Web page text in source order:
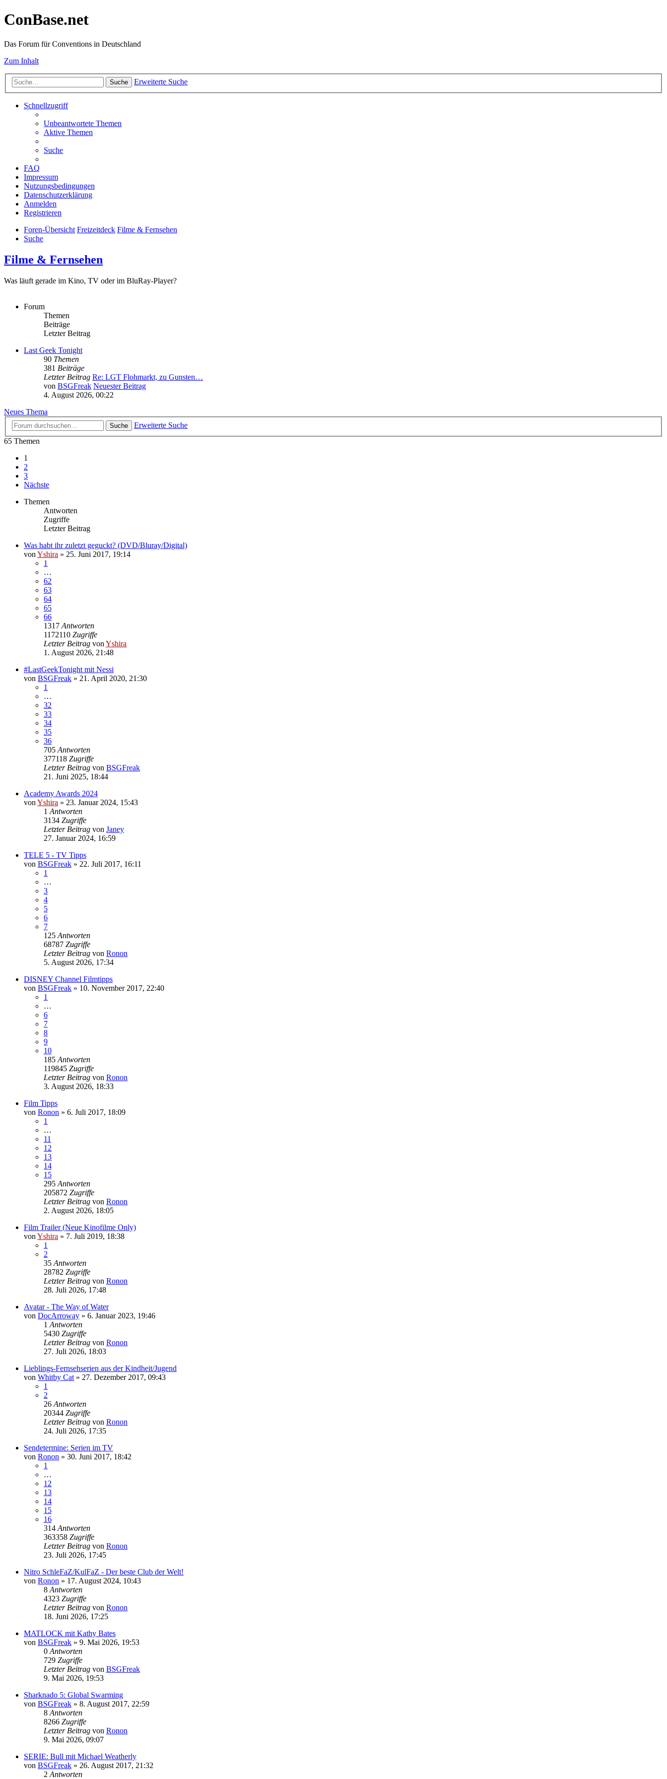
ConBase.net
Das Forum für Conventions in Deutschland
Zum Inhalt
Suche Erweiterte Suche
Schnellzugriff
Unbeantwortete Themen
Aktive Themen
Suche
FAQ
Impressum
Nutzungsbedingungen
Datenschutzerklärung
Anmelden
Registrieren
Foren-Übersicht Freizeitdeck Filme & Fernsehen
Suche
Filme & Fernsehen
Was läuft gerade im Kino, TV oder im BluRay-Player?
Forum
Themen
Beiträge
Letzter Beitrag
Last Geek Tonight
90 Themen
381 Beiträge
Letzter Beitrag Re: LGT Flohmarkt, zu Gunsten…
von BSGFreak Neuester Beitrag
4. August 2026, 00:22
Neues Thema
Suche
Erweiterte Suche
65 Themen
1
2
3
Nächste
Themen
Antworten
Zugriffe
Letzter Beitrag
Was habt ihr zuletzt geguckt? (DVD/Bluray/Digital)
von Yshira » 25. Juni 2017, 19:14
1
…
62
63
64
65
66
1317 Antworten
1172110 Zugriffe
Letzter Beitrag von Yshira
1. August 2026, 21:48
#LastGeekTonight mit Nessi
von BSGFreak » 21. April 2020, 21:30
1
…
32
33
34
35
36
705 Antworten
377118 Zugriffe
Letzter Beitrag von BSGFreak
21. Juni 2025, 18:44
Academy Awards 2024
von Yshira » 23. Januar 2024, 15:43
1 Antworten
3134 Zugriffe
Letzter Beitrag von Janey
27. Januar 2024, 16:59
TELE 5 - TV Tipps
von BSGFreak » 22. Juli 2017, 16:11
1
…
3
4
5
6
7
125 Antworten
68787 Zugriffe
Letzter Beitrag von Ronon
5. August 2026, 17:34
DISNEY Channel Filmtipps
von BSGFreak » 10. November 2017, 22:40
1
…
6
7
8
9
10
185 Antworten
119845 Zugriffe
Letzter Beitrag von Ronon
3. August 2026, 18:33
Film Tipps
von Ronon » 6. Juli 2017, 18:09
1
…
11
12
13
14
15
295 Antworten
205872 Zugriffe
Letzter Beitrag von Ronon
2. August 2026, 18:05
Film Trailer (Neue Kinofilme Only)
von Yshira » 7. Juli 2019, 18:38
1
2
35 Antworten
28782 Zugriffe
Letzter Beitrag von Ronon
28. Juli 2026, 17:48
Avatar - The Way of Water
von DocArroway » 6. Januar 2023, 19:46
1 Antworten
5430 Zugriffe
Letzter Beitrag von Ronon
27. Juli 2026, 18:03
Lieblings-Fernsehserien aus der Kindheit/Jugend
von Whitby Cat » 27. Dezember 2017, 09:43
1
2
26 Antworten
20344 Zugriffe
Letzter Beitrag von Ronon
24. Juli 2026, 17:35
Sendetermine: Serien im TV
von Ronon » 30. Juni 2017, 18:42
1
…
12
13
14
15
16
314 Antworten
363358 Zugriffe
Letzter Beitrag von Ronon
23. Juli 2026, 17:45
Nitro SchleFaZ/KulFaZ - Der beste Club der Welt!
von Ronon » 17. August 2024, 10:43
8 Antworten
4323 Zugriffe
Letzter Beitrag von Ronon
18. Juni 2026, 17:25
MATLOCK mit Kathy Bates
von BSGFreak » 9. Mai 2026, 19:53
0 Antworten
729 Zugriffe
Letzter Beitrag von BSGFreak
9. Mai 2026, 19:53
Sharknado 5: Global Swarming
von BSGFreak » 8. August 2017, 22:59
8 Antworten
8266 Zugriffe
Letzter Beitrag von Ronon
9. Mai 2026, 09:07
SERIE: Bull mit Michael Weatherly
von BSGFreak » 26. August 2017, 21:32
2 Antworten